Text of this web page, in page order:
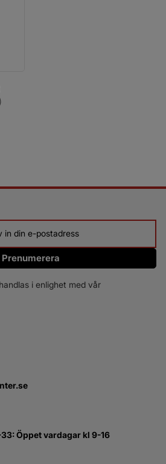
Prenumerera
i enlighet med vår
Öppet vardagar kl 9-16